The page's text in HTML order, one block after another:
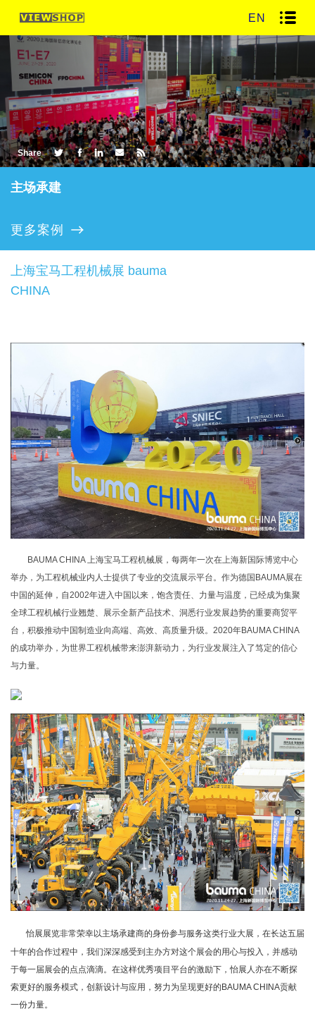
EN
Share
主场承建
更多案例
上海宝马工程机械展 bauma
CHINA
BAUMA CHINA 上海宝马工程机械展，每两年一次在上海新国际博览中心
举办，为工程机械业内人士提供了专业的交流展示平台。作为德国BAUMA展在
中国的延伸，自2002年进入中国以来，饱含责任、力量与温度，已经成为集聚
全球工程机械行业翘楚、展示全新产品技术、洞悉行业发展趋势的重要商贸平
台，积极推动中国制造业向高端、高效、高质量升级。2020年BAUMA CHINA
的成功举办，为世界工程机械带来澎湃新动力，为行业发展注入了笃定的信心
与力量。
怡展展览非常荣幸以主场承建商的身份参与服务这类行业大展，在长达五届
十年的合作过程中，我们深深感受到主办方对这个展会的用心与投入，并感动
于每一届展会的点点滴滴。在这样优秀项目平台的激励下，怡展人亦在不断探
索更好的服务模式，创新设计与应用，努力为呈现更好的BAUMA CHINA贡献
一份力量。